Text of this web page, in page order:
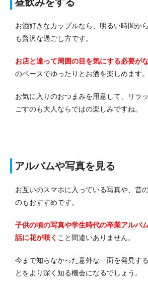
お酒好きなカップルなら、明るい時間か
も贅沢な過ごし方です。
お店と違って周囲の目を気にする必要が
のペースでゆったりとお酒を楽しめます。
お気に入りのおつまみを用意して、リラ
ごすのも大人ならではの楽しみですね。
アルバムや写真を見る
お互いのスマホに入っている写真や、昔
のもおすすめです。
子供の頃の写真や学生時代の卒業アルバ
話に花が咲く こと間違いありません。
今まで知らなかった意外な一面を発見す
とをより深く知る機会になるでしょう。